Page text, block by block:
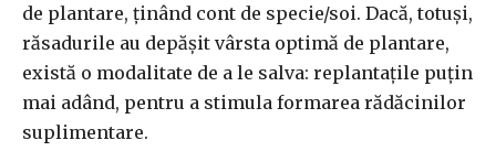
de plantare, ținând cont de specie/soi. Dacă, totuși,
răsadurile au depășit vârsta optimă de plantare,
există o modalitate de a le salva: replantațile puțin
mai adând, pentru a stimula formarea rădăcinilor
suplimentare.